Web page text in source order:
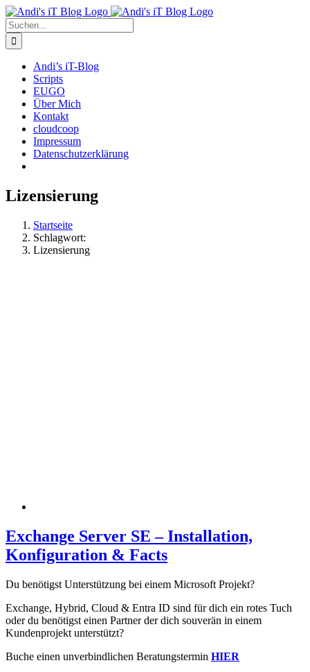
Zum
Inhalt
springen
Rss
Facebook
X
YouTube
Skype
Suche
nach:
Andi’s iT-Blog
Scripts
EUGO
Über Mich
Kontakt
cloudcoop
Impressum
Datenschutzerklärung
Lizensierung
Startseite
Schlagwort:
Lizensierung
Exchange Server SE – Installation,
Konfiguration & Facts
Du benötigst Unterstützung bei einem Microsoft Projekt?
Exchange, Hybrid, Cloud & Entra ID sind für dich ein rotes Tuch
oder du benötigst einen Partner der dich souverän in einem
Kundenprojekt unterstützt?
Buche einen unverbindlichen Beratungstermin HIER